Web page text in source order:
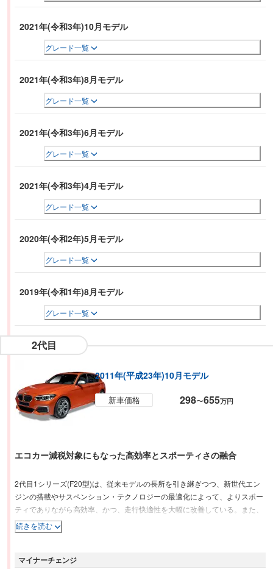
2021年(令和3年)10月モデル
グレード一覧
2021年(令和3年)8月モデル
グレード一覧
2021年(令和3年)6月モデル
グレード一覧
2021年(令和3年)4月モデル
グレード一覧
2020年(令和2年)5月モデル
グレード一覧
2019年(令和1年)8月モデル
グレード一覧
2代目
2011年(平成23年)10月モデル
新車価格 298〜655万円
エコカー減税対象にもなった高効率とスポーティさの融合
2代目1シリーズ(F20型)は、従来モデルの長所を引き継ぎつつ、新世代エン
ジンの搭載やサスペンション・テクノロジーの最適化によって、よりスポー
ティでありながら高効率、かつ、走行快適性を大幅に改善している。また、
「Sport」および「Style」のデザイン・ラインの導入により、選択の幅が増
えた。新世代エンジンの搭載をはじめ、「よりクリーンに、よりパワーを。
いたテクノロジーを数多く採用し、高い環境性能と優れたパフォーマンスの
続きを読む
マイナーチェンジ